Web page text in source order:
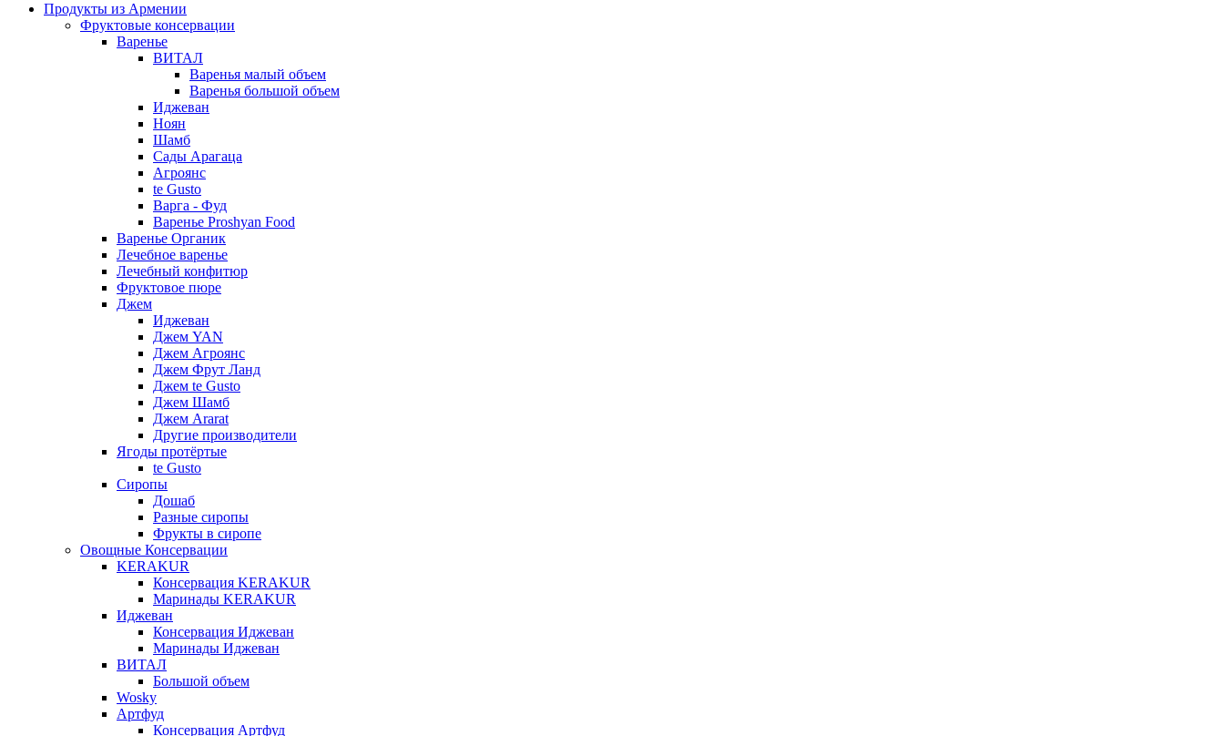
Продукты из Армении
Фруктовые консервации
Варенье
ВИТАЛ
Варенья малый объем
Варенья большой объем
Иджеван
Ноян
Шамб
Сады Арагаца
Агроянс
te Gusto
Варга - Фуд
Варенье Proshyan Food
Варенье Органик
Лечебное варенье
Лечебный конфитюр
Фруктовое пюре
Джем
Иджеван
Джем YAN
Джем Агроянс
Джем Фрут Ланд
Джем te Gusto
Джем Шамб
Джем Ararat
Другие производители
Ягоды протёртые
te Gusto
Сиропы
Дошаб
Разные сиропы
Фрукты в сиропе
Овощные Консервации
KERAKUR
Консервация KERAKUR
Маринады KERAKUR
Иджеван
Консервация Иджеван
Маринады Иджеван
ВИТАЛ
Большой объем
Wosky
Артфуд
Консервация Артфуд